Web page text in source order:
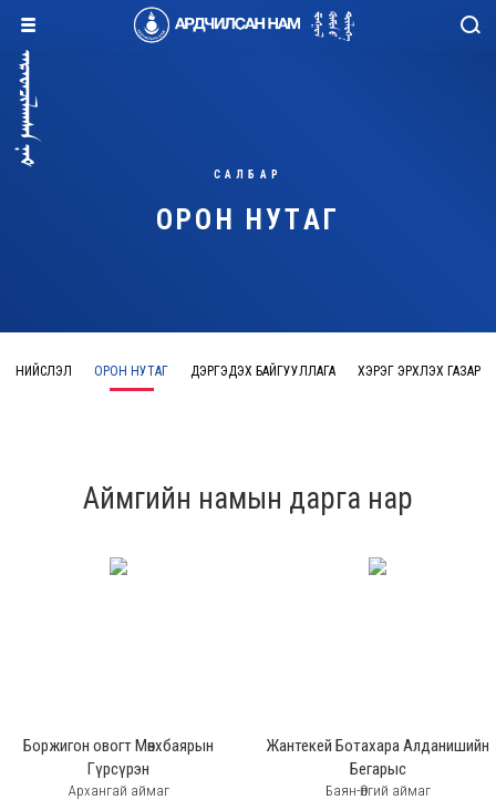
САЛБАР
ОРОН НУТАГ
НИЙСЛЭЛ ОРОН НУТАГ ДЭРГЭДЭХ БАЙГУУЛЛАГА ХЭРЭГ ЭРХЛЭХ ГАЗАР
Аймгийн намын дарга нар
Боржигон овогт Мөнхбаярын
Гүрсүрэн
Архангай аймаг
Жантекей Ботахара Алданишийн
Бегарыс
Баян-Өлгий аймаг